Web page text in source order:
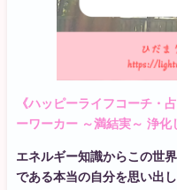
《ハッピーライフコーチ・
ーワーカー ～満結実～ 浄化
エネルギー知識からこの世
である本当の自分を思い出し